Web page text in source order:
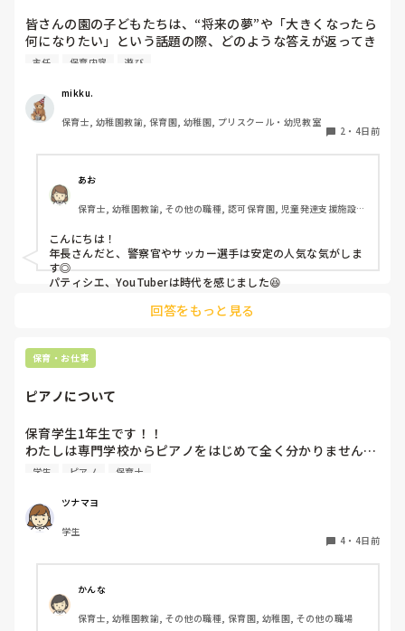
皆さんの園の子どもたちは、“将来の夢”や「大きくなったら
何になりたい」という話題の際、どのような答えが返ってき
ますか⁇
「ほいくえんのせんせい！」「ようちえんのせんせい！」と
言ってくれる女児もたくさんいてなんだか嬉しくなります♪
＾＾
主任 保育内容 遊び
mikku.
保育士, 幼稚園教諭, 保育園, 幼稚園, プリスクール・幼児教室
2 ・ 4日前
あお
保育士, 幼稚園教諭, その他の職種, 認可保育園, 児童発達支援施設,
こんにちは！
年長さんだと、警察官やサッカー選手は安定の人気な気がしま
す◎
パティシエ、YouTuberは時代を感じました😆
回答をもっと見る
保育・お仕事
ピアノについて
保育学生1年生です！！
わたしは専門学校からピアノをはじめて全く分かりません…
ピアノはとりあえず弾きまくれ！と言われましたがいまいち
にもこんな苦戦してる人はじめて見たと言われる始末です🥲︎
保育士になって弾かなきゃいけないと考えるだけでゾッとし
ます😭
安です、
学生 ピアノ 保育士
ツナマヨ
学生
4 ・ 4日前
かんな
保育士, 幼稚園教諭, その他の職種, 保育園, 幼稚園, その他の職場